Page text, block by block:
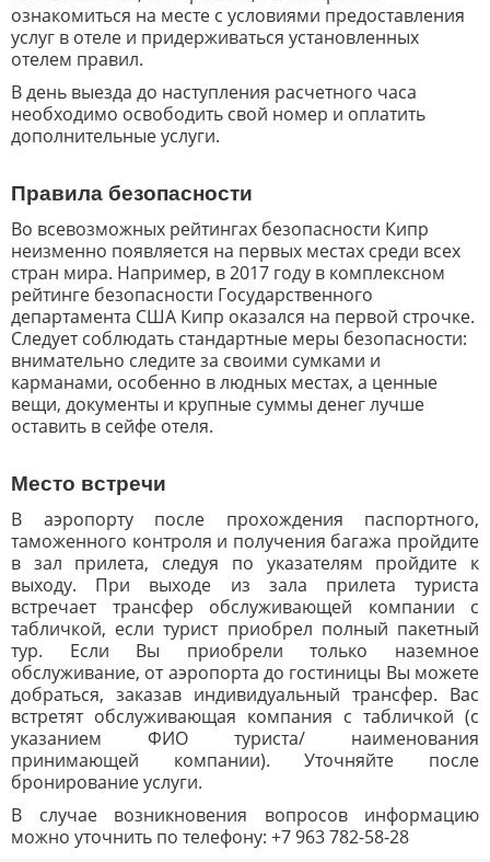
ознакомиться на месте с условиями предоставления
услуг в отеле и придерживаться установленных
отелем правил.
В день выезда до наступления расчетного часа
необходимо освободить свой номер и оплатить
дополнительные услуги.
Правила безопасности
Во всевозможных рейтингах безопасности Кипр
неизменно появляется на первых местах среди всех
стран мира. Например, в 2017 году в комплексном
рейтинге безопасности Государственного
департамента США Кипр оказался на первой строчке.
Следует соблюдать стандартные меры безопасности:
внимательно следите за своими сумками и
карманами, особенно в людных местах, а ценные
вещи, документы и крупные суммы денег лучше
оставить в сейфе отеля.
Место встречи
В аэропорту после прохождения паспортного,
таможенного контроля и получения багажа пройдите
в зал прилета, следуя по указателям пройдите к
выходу. При выходе из зала прилета туриста
встречает трансфер обслуживающей компании с
табличкой, если турист приобрел полный пакетный
тур. Если Вы приобрели только наземное
обслуживание, от аэропорта до гостиницы Вы можете
добраться, заказав индивидуальный трансфер. Вас
встретят обслуживающая компания с табличкой (с
указанием ФИО туриста/ наименования
принимающей компании). Уточняйте после
бронирование услуги.
В случае возникновения вопросов информацию
можно уточнить по телефону: +7 963 782-58-28